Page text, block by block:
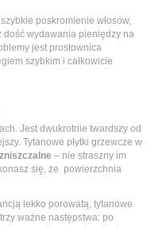
poskromienie włosów,
dość wydawania pieniędzy na
jest prostownica
szybkim i całkowicie
Jest dwukrotnie twardszy od
Tytanowe płytki grzewcze w
– nie straszny im
się, że powierzchnia
lekko porowatą, tytanowe
ważne następstwa: po